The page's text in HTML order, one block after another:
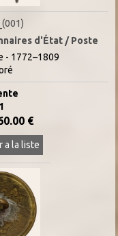
d'État / Poste
- 1772–1809
1
€
a la liste